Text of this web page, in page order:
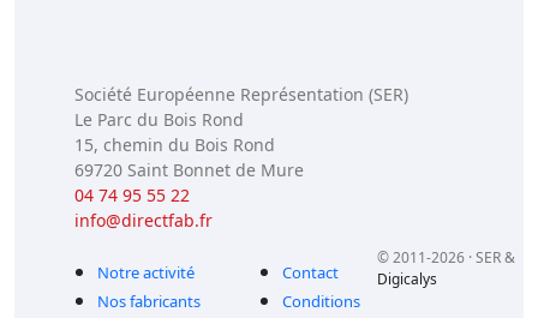
Société Européenne Représentation (SER)
Le Parc du Bois Rond
15, chemin du Bois Rond
69720 Saint Bonnet de Mure
04 74 95 55 22
info@directfab.fr
Notre activité
Nos fabricants
Contact
Conditions
© 2011-2026 · SER &
Digicalys